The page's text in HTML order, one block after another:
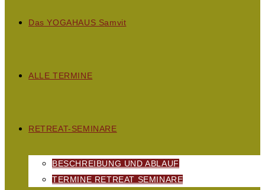
Das YOGAHAUS Samvit
ALLE TERMINE
RETREAT-SEMINARE
BESCHREIBUNG UND ABLAUF
TERMINE RETREAT SEMINARE